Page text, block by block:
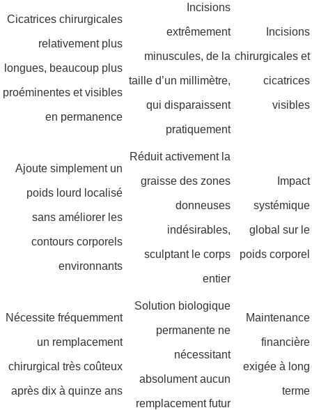
Incisions
chirurgicales et
cicatrices
visibles
Incisions
extrêmement
minuscules, de la
taille d’un millimètre,
qui disparaissent
pratiquement
Cicatrices chirurgicales
relativement plus
longues, beaucoup plus
proéminentes et visibles
en permanence
Impact
systémique
global sur le
poids corporel
Réduit activement la
graisse des zones
donneuses
indésirables,
sculptant le corps
entier
Ajoute simplement un
poids lourd localisé
sans améliorer les
contours corporels
environnants
Maintenance
financière
exigée à long
terme
Solution biologique
permanente ne
nécessitant
absolument aucun
remplacement futur
Nécessite fréquemment
un remplacement
chirurgical très coûteux
après dix à quinze ans